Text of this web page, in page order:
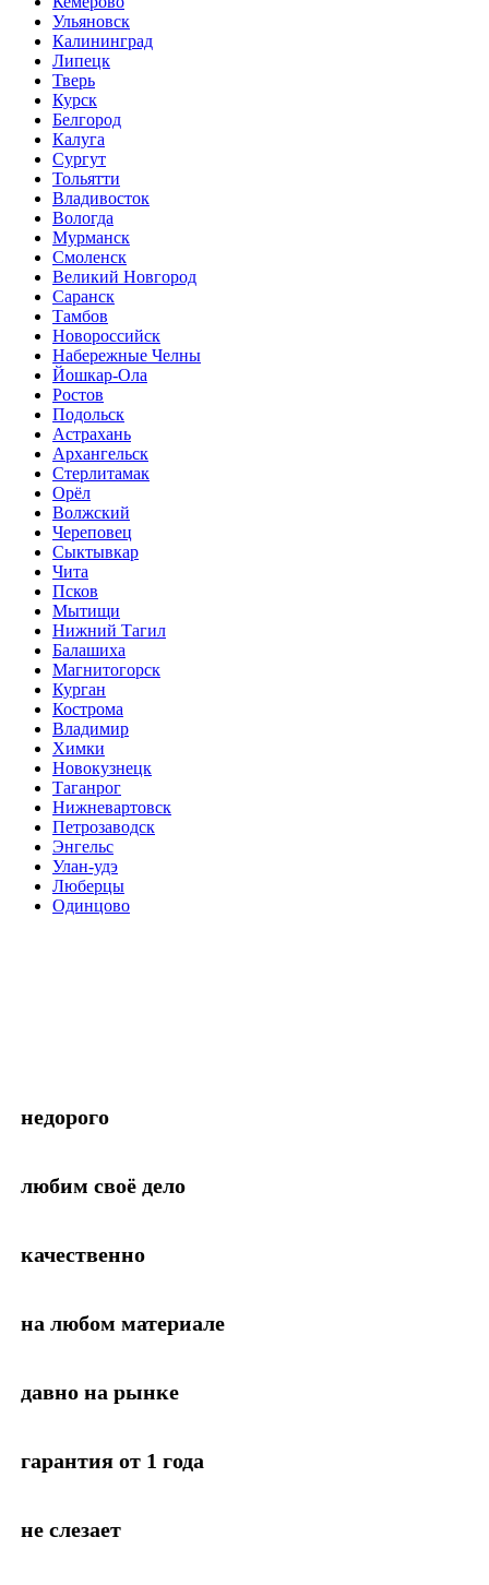
Ульяновск
Калининград
Липецк
Тверь
Курск
Белгород
Калуга
Сургут
Тольятти
Владивосток
Вологда
Мурманск
Смоленск
Великий Новгород
Саранск
Тамбов
Новороссийск
Набережные Челны
Йошкар-Ола
Ростов
Подольск
Астрахань
Архангельск
Стерлитамак
Орёл
Волжский
Череповец
Сыктывкар
Чита
Псков
Мытищи
Нижний Тагил
Балашиха
Магнитогорск
Курган
Кострома
Владимир
Химки
Новокузнецк
Таганрог
Нижневартовск
Петрозаводск
Энгельс
Улан-удэ
Люберцы
Одинцово
недорого
любим своё дело
качественно
на любом материале
давно на рынке
гарантия от 1 года
не слезает